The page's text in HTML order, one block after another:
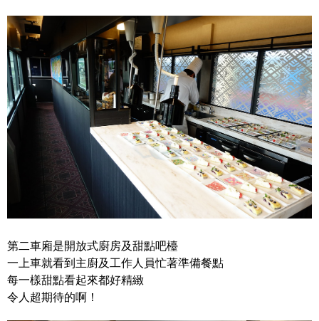
第二車廂是開放式廚房及甜點吧檯
一上車就看到主廚及工作人員忙著準備餐點
每一樣甜點看起來都好精緻
令人超期待的啊！